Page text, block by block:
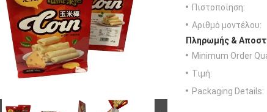
Πιστοποίηση:
Αριθμό μοντέλου:
Πληρωμής &
Minimum Order
Τιμή:
Packaging Details: